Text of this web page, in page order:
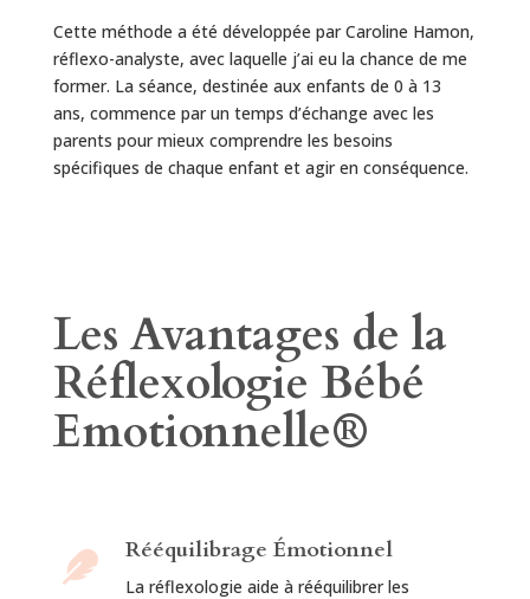
Cette méthode a été développée par Caroline Hamon,
réflexo-analyste, avec laquelle j’ai eu la chance de me
former. La séance, destinée aux enfants de 0 à 13
ans, commence par un temps d’échange avec les
parents pour mieux comprendre les besoins
spécifiques de chaque enfant et agir en conséquence.
Les Avantages de la
Réflexologie Bébé
Emotionnelle®
 Rééquilibrage Émotionnel
La réflexologie aide à rééquilibrer les